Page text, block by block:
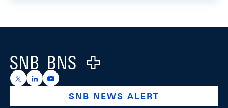
Logo
https://x.com/snb_bns
https://ch.linkedin.com/company/swiss-national-
https://www.youtube.com/@swissnationalbank
SNB NEWS ALERT